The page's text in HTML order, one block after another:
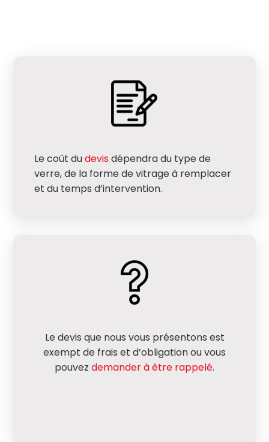
Le coût dudevis dépendra du type de
verre, de la forme de vitrage à remplacer
et du temps d’intervention.
Le devis que nous vous présentons est
exempt de frais et d’obligation ou vous
pouvez demander à être rappelé.